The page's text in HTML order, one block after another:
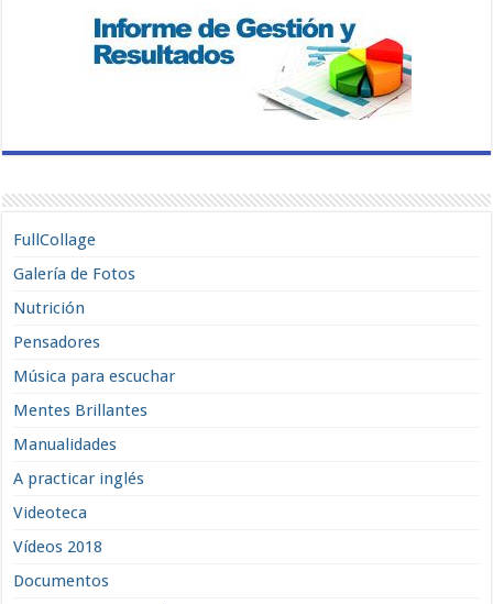
FullCollage
Galería de Fotos
Nutrición
Pensadores
Música para escuchar
Mentes Brillantes
Manualidades
A practicar inglés
Videoteca
Vídeos 2018
Documentos